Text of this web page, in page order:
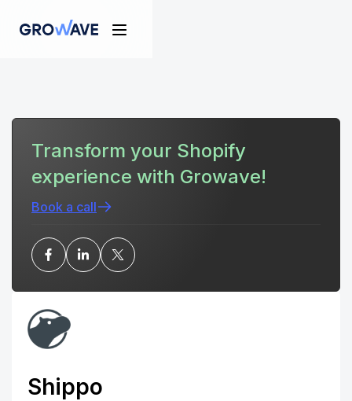
Transform your Shopify
experience with Growave!
Book a call
Shippo